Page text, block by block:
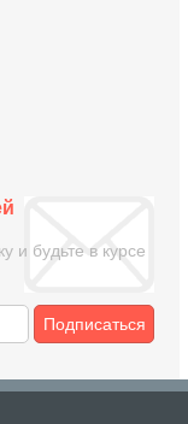
и будьте в курсе
Подписаться